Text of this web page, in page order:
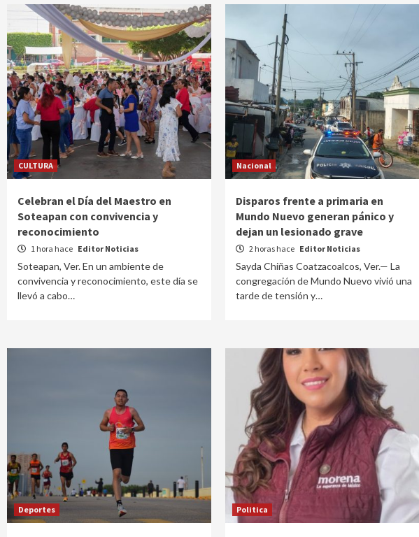
CULTURA
Celebran el Día del Maestro en
Soteapan con convivencia y
reconocimiento
1 hora hace Editor Noticias
Soteapan, Ver. En un ambiente de
convivencia y reconocimiento, este día se
llevó a cabo…
Nacional
Disparos frente a primaria en
Mundo Nuevo generan pánico y
dejan un lesionado grave
2 horas hace Editor Noticias
Sayda Chiñas Coatzacoalcos, Ver.— La
congregación de Mundo Nuevo vivió una
tarde de tensión y…
Deportes Politica